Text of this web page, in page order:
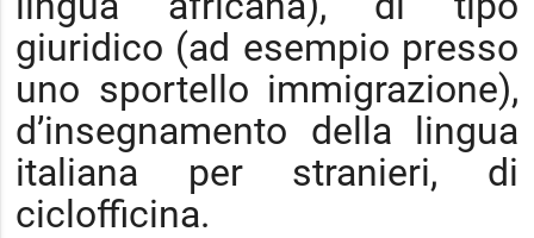
giuridico (ad esempio presso
uno sportello immigrazione),
d’insegnamento della lingua
italiana per stranieri, di
ciclofficina.